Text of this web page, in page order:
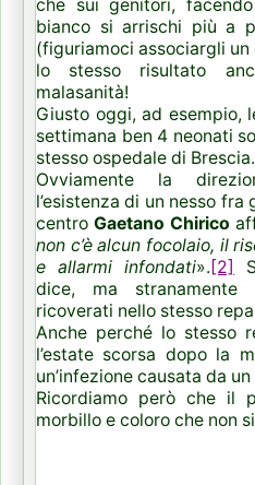
che sui genitori,
bianco si arrischi più a
(figuriamoci associargli
lo stesso risultato
malasanità!
Giusto oggi, ad esempio,
settimana ben 4 neonati
stesso ospedale di Brescia.
Ovviamente la
l’esistenza di un nesso
centro Gaetano Chirico
non c’è alcun focolaio, il
e allarmi infondati». [2]
dice, ma
ricoverati nello stesso
Anche perché lo stesso
l’estate scorsa dopo la
un’infezione causata da
Ricordiamo però che il
morbillo e coloro che non